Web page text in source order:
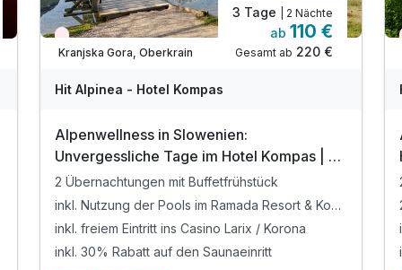
Wieder frei ab Oktober
Kranjska Gora, Oberkrain
3 Tage | 2 Nächte
ab 110 €
Gesamt ab 220 €
Hit Alpinea - Hotel Kompas
Alpenwellness in Slowenien:
Unvergessliche Tage im Hotel Kompas | 3
Tage
2 Übernachtungen mit Buffetfrühstück
inkl. Nutzung der Pools im Ramada Resort & Kompas
inkl. freiem Eintritt ins Casino Larix / Korona
inkl. 30% Rabatt auf den Saunaeinritt